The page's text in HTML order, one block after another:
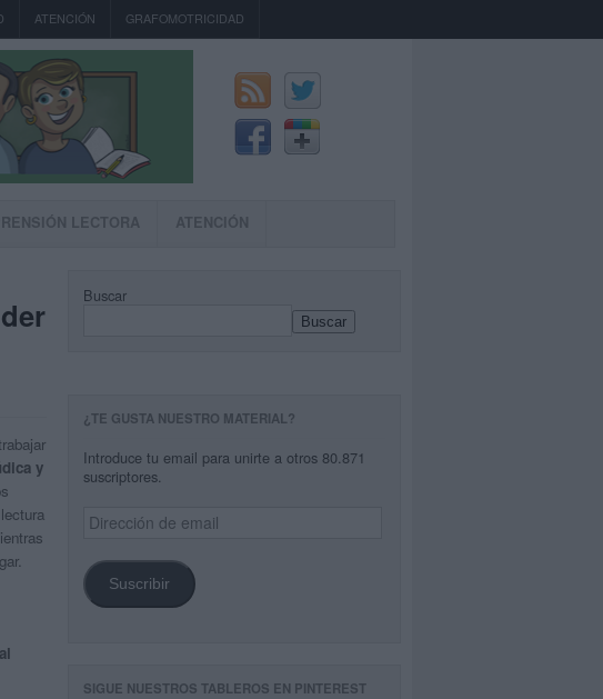
ATENCIÓN GRAFOMOTRICIDAD
LECTORA ATENCIÓN
y
Buscar
Buscar
¿TE GUSTA NUESTRO MATERIAL?
Introduce tu email para unirte a otros 80.871
suscriptores.
Dirección
de
Suscribir
SIGUE NUESTROS TABLEROS EN PINTEREST